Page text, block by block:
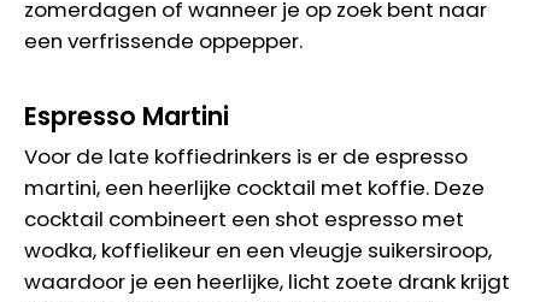
zomerdagen of wanneer je op zoek bent naar
een verfrissende oppepper.
Espresso Martini
Voor de late koffiedrinkers is er de espresso
martini, een heerlijke cocktail met koffie. Deze
cocktail combineert een shot espresso met
wodka, koffielikeur en een vleugje suikersiroop,
waardoor je een heerlijke, licht zoete drank krijgt